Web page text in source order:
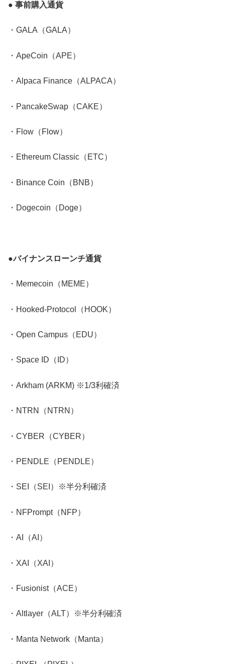
● 事前購入通貨
・GALA（GALA）
・ApeCoin（APE）
・Alpaca Finance（ALPACA）
・PancakeSwap（CAKE）
・Flow（Flow）
・Ethereum Classic（ETC）
・Binance Coin（BNB）
・Dogecoin（Doge）
●バイナンスローンチ通貨
・Memecoin（MEME）
・Hooked-Protocol（HOOK）
・Open Campus（EDU）
・Space ID（ID）
・Arkham (ARKM) ※1/3利確済
・NTRN（NTRN）
・CYBER（CYBER）
・PENDLE（PENDLE）
・SEI（SEI）※半分利確済
・NFPrompt（NFP）
・AI（AI）
・XAI（XAI）
・Fusionist（ACE）
・Altlayer（ALT）※半分利確済
・Manta Network（Manta）